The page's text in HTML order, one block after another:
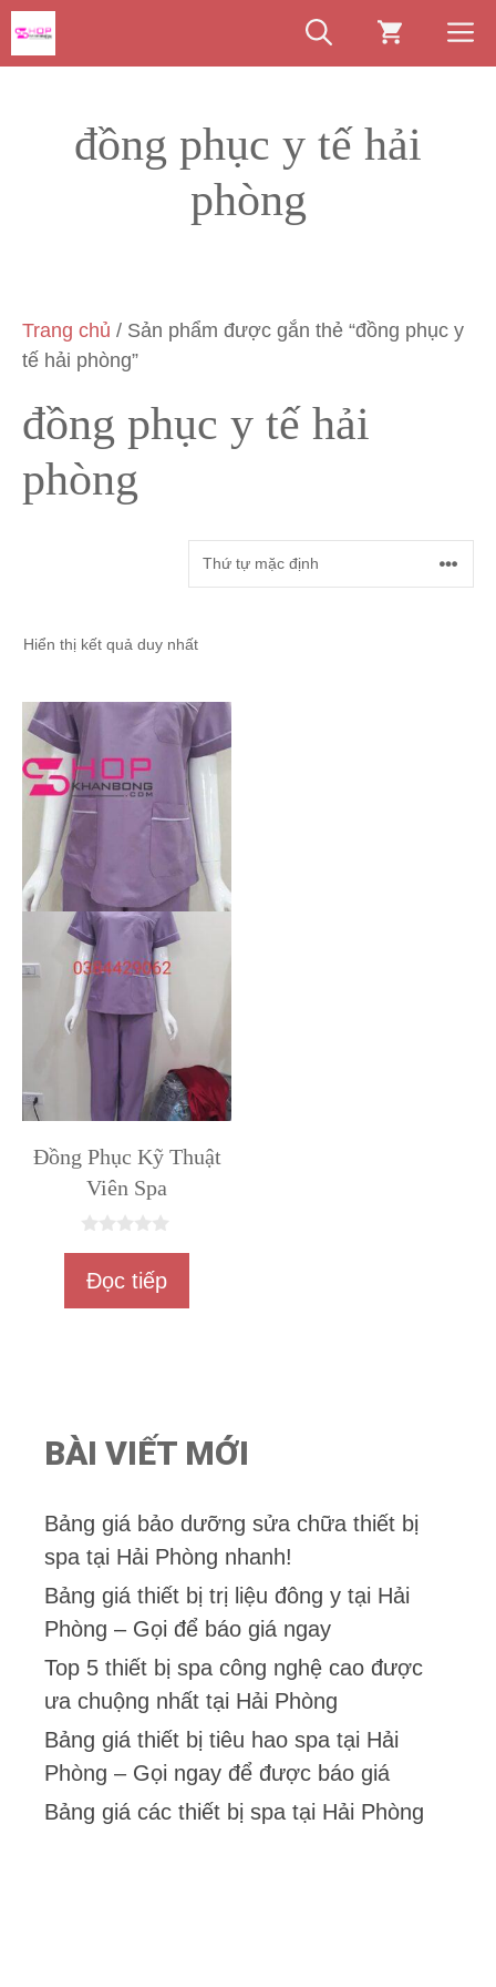
Chuyển
đến
nội
đồng phục y tế hải
phòng
Trang chủ / Sản phẩm được gắn thẻ “đồng phục y
tế hải phòng”
đồng phục y tế hải
phòng
Hiển thị kết quả duy nhất
Đồng Phục Kỹ Thuật
Viên Spa
gĐọc tiếp
BÀI VIẾT MỚI
Bảng giá bảo dưỡng sửa chữa thiết bị
spa tại Hải Phòng nhanh!
Bảng giá thiết bị trị liệu đông y tại Hải
Phòng – Gọi để báo giá ngay
Top 5 thiết bị spa công nghệ cao được
ưa chuộng nhất tại Hải Phòng
Bảng giá thiết bị tiêu hao spa tại Hải
Phòng – Gọi ngay để được báo giá
Bảng giá các thiết bị spa tại Hải Phòng